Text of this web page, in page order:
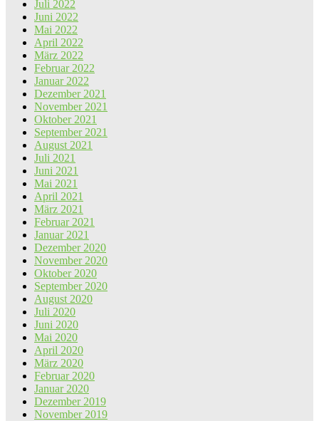
Juli 2022
Juni 2022
Mai 2022
April 2022
März 2022
Februar 2022
Januar 2022
Dezember 2021
November 2021
Oktober 2021
September 2021
August 2021
Juli 2021
Juni 2021
Mai 2021
April 2021
März 2021
Februar 2021
Januar 2021
Dezember 2020
November 2020
Oktober 2020
September 2020
August 2020
Juli 2020
Juni 2020
Mai 2020
April 2020
März 2020
Februar 2020
Januar 2020
Dezember 2019
November 2019